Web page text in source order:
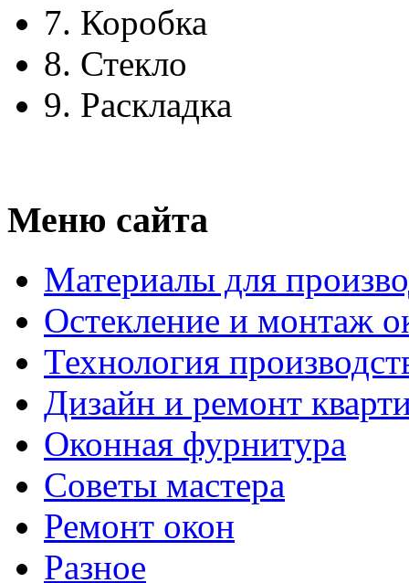
7. Коробка
8. Стекло
9. Раскладка
Меню сайта
Материалы для
Остекление и монтаж
Технология
Дизайн и ремонт
Оконная фурнитура
Советы мастера
Ремонт окон
Разное